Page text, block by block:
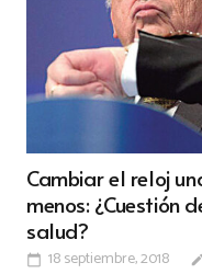
Cambiar el reloj
menos: ¿Cuestión
salud?
calendar_today 18 septiembre, 2018 edit